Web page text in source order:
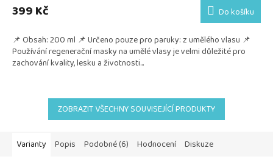
399 Kč Do košíku
📌 Obsah: 200 ml 📌 Určeno pouze pro paruky: z umělého vlasu 📌
Používání regenerační masky na umělé vlasy je velmi důležité pro
zachování kvality, lesku a životnosti...
ZOBRAZIT VŠECHNY SOUVISEJÍCÍ PRODUKTY
Varianty Popis Podobné (6) Hodnocení Diskuze